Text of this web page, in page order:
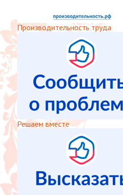
Производительность труда
Решаем вместе